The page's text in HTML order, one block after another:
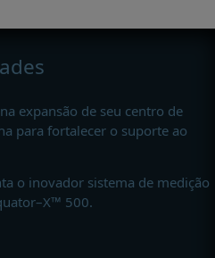
expansão de seu centro de
para fortalecer o suporte ao
o inovador sistema de medição
500.